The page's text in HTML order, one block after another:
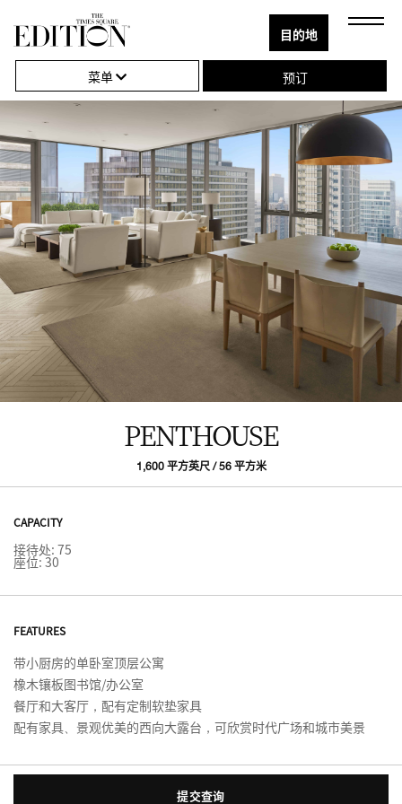
击
打
开
或
关
闭
导
目的地
闭
导
航
菜单 预订
PENTHOUSE
1,600 平方英尺 / 56 平方米
CAPACITY
接待处: 75
座位: 30
FEATURES
带小厨房的单卧室顶层公寓
橡木镶板图书馆/办公室
餐厅和大客厅，配有定制软垫家具
配有家具、景观优美的西向大露台，可欣赏时代广场和城市美景
提交查询